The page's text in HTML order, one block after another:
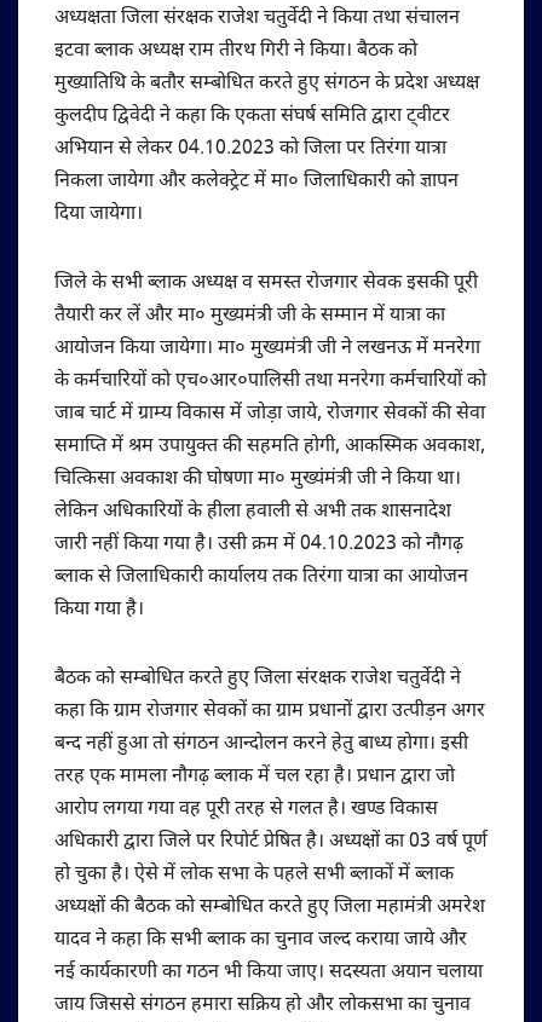
अध्यक्षता जिला संरक्षक राजेश चतुर्वेदी ने किया तथा संचालन
इटवा ब्लाक अध्यक्ष राम तीरथ गिरी ने किया। बैठक को
मुख्यातिथि के बतौर सम्बोधित करते हुए संगठन के प्रदेश अध्यक्ष
कुलदीप द्विवेदी ने कहा कि एकता संघर्ष समिति द्वारा ट्वीटर
अभियान से लेकर 04.10.2023 को जिला पर तिरंगा यात्रा
निकला जायेगा और कलेक्ट्रेट में मा० जिलाधिकारी को ज्ञापन
दिया जायेगा।
जिले के सभी ब्लाक अध्यक्ष व समस्त रोजगार सेवक इसकी पूरी
तैयारी कर लें और मा० मुख्यमंत्री जी के सम्मान में यात्रा का
आयोजन किया जायेगा। मा० मुख्यमंत्री जी ने लखनऊ में मनरेगा
के कर्मचारियों को एच०आर०पालिसी तथा मनरेगा कर्मचारियों को
जाब चार्ट में ग्राम्य विकास में जोड़ा जाये, रोजगार सेवकों की सेवा
समाप्ति में श्रम उपायुक्त की सहमति होगी, आकस्मिक अवकाश,
चित्किसा अवकाश की घोषणा मा० मुख्यंमंत्री जी ने किया था।
लेकिन अधिकारियों के हीला हवाली से अभी तक शासनादेश
जारी नहीं किया गया है। उसी क्रम में 04.10.2023 को नौगढ़
ब्लाक से जिलाधिकारी कार्यालय तक तिरंगा यात्रा का आयोजन
किया गया है।
बैठक को सम्बोधित करते हुए जिला संरक्षक राजेश चतुर्वेदी ने
कहा कि ग्राम रोजगार सेवकों का ग्राम प्रधानों द्वारा उत्पीड़न अगर
बन्द नहीं हुआ तो संगठन आन्दोलन करने हेतु बाध्य होगा। इसी
तरह एक मामला नौगढ़ ब्लाक में चल रहा है। प्रधान द्वारा जो
आरोप लगया गया वह पूरी तरह से गलत है। खण्ड विकास
अधिकारी द्वारा जिले पर रिपोर्ट प्रेषित है। अध्यक्षों का 03 वर्ष पूर्ण
हो चुका है। ऐसे में लोक सभा के पहले सभी ब्लाकों में ब्लाक
अध्यक्षों की बैठक को सम्बोधित करते हुए जिला महामंत्री अमरेश
यादव ने कहा कि सभी ब्लाक का चुनाव जल्द कराया जाये और
नई कार्यकारणी का गठन भी किया जाए। सदस्यता अयान चलाया
जाय जिससे संगठन हमारा सक्रिय हो और लोकसभा का चुनाव